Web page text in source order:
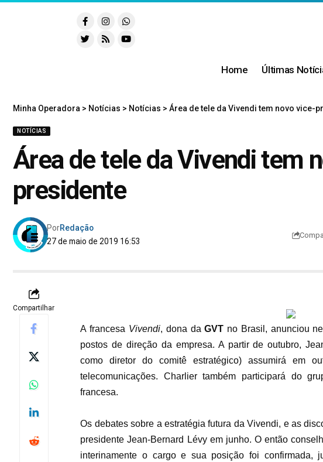
Home Últimas
Minha Operadora > Notícias > Notícias > Área de tele da Vivendi tem novo vice-
NOTÍCIAS
Área de tele da Vivendi tem
presidente
27 de maio de 2019 16:53
PorRedação
Compartilhar
A francesa Vivendi, dona daGVT no Brasil, anunciou
postos de direção da empresa. A partir de outubro,
como diretor do comitê estratégico) assumirá em
telecomunicações. Charlier também participará do
francesa.
Os debates sobre a estratégia futura da Vivendi, e as
presidente Jean-Bernard Lévy em junho. O então
interinamente o cargo e sua posição foi confirmada,